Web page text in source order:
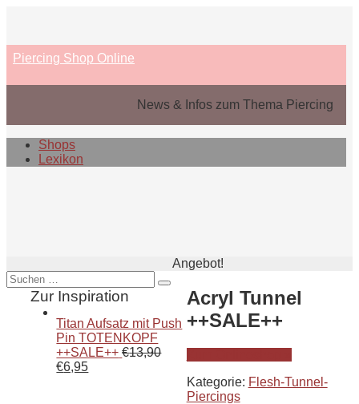
Piercing Shop Online
News & Infos zum Thema Piercing
Shops
Lexikon
Angebot!
Acryl Tunnel
++SALE++
Kategorie: Flesh-Tunnel-
Piercings
Suche
nach:Zur Inspiration
Titan Aufsatz mit Push
Pin TOTENKOPF
++SALE++ €13,90
€6,95